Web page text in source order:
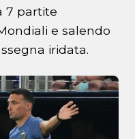
7 partite
e salendo
iridata.